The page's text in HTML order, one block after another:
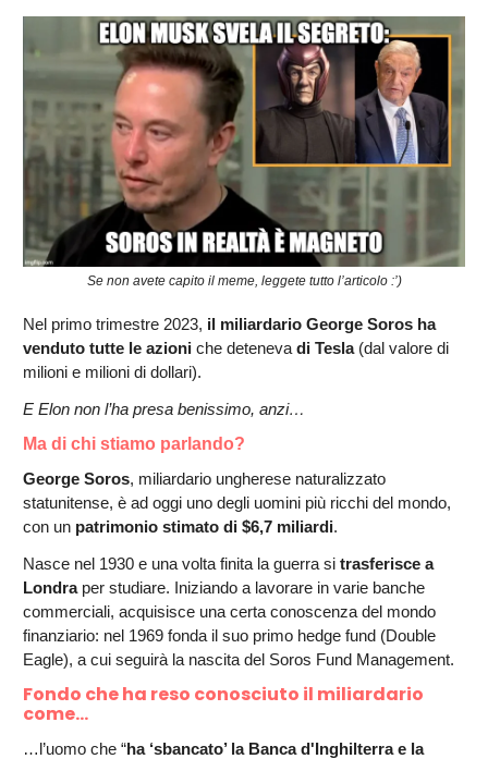
Se non avete capito il meme, leggete tutto l’articolo :’)
Nel primo trimestre 2023, il miliardario George Soros ha
venduto tutte le azioni che deteneva di Tesla(dal valore di
milioni e milioni di dollari).
E Elon non l’ha presa benissimo, anzi…
Ma di chi stiamo parlando?
George Soros, miliardario ungherese naturalizzato
statunitense, è ad oggi uno degli uomini più ricchi del mondo,
con un patrimonio stimato di $6,7 miliardi.
Nasce nel 1930 e una volta finita la guerra si trasferisce a
Londraper studiare. Iniziando a lavorare in varie banche
commerciali, acquisisce una certa conoscenza del mondo
finanziario: nel 1969 fonda il suo primo hedge fund (Double
Eagle), a cui seguirà la nascita del Soros Fund Management.
Fondo che ha reso conosciuto il miliardario
come…
…l’uomo che “ha ‘sbancato’ la Banca d'Inghilterra e la